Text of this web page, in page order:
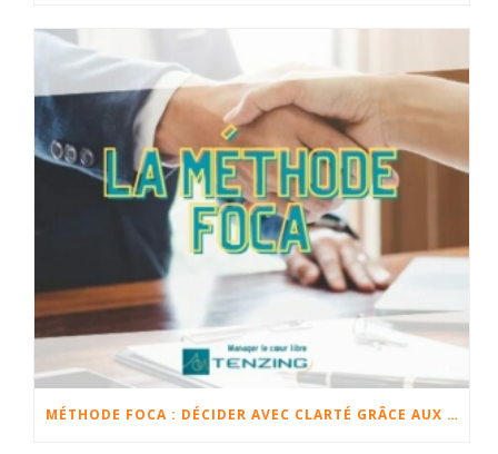
MÉTHODE FOCA : DÉCIDER AVEC CLARTÉ GRÂCE AUX FAITS, OPINIONS, CHANGEMENTS ET ACTIONS